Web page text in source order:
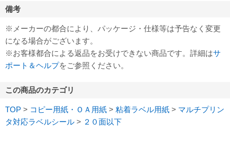
備考
※メーカーの都合により、パッケージ・仕様等は予告なく変更
になる場合がございます。
※お客様都合による返品をお受けできない商品です。詳細はサ
ポート＆ヘルプをご参照ください。
この商品のカテゴリ
TOP > コピー用紙・ＯＡ用紙 > 粘着ラベル用紙 > マルチプリン
タ対応ラベルシール > ２０面以下